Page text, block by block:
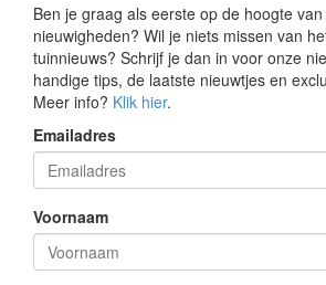
Ben je graag als eerste op de hoogte
nieuwigheden? Wil je niets missen van
tuinnieuws? Schrijf je dan in voor onze
handige tips, de laatste nieuwtjes en
Meer info? Klik hier.
Emailadres
Voornaam